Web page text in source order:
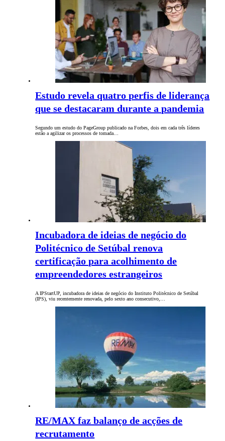
Estudo revela quatro perfis de liderança
que se destacaram durante a pandemia
Segundo um estudo do PageGroup publicado na Forbes, dois em cada três líderes
estão a agilizar os processos de tomada…
Incubadora de ideias de negócio do
Politécnico de Setúbal renova
certificação para acolhimento de
empreendedores estrangeiros
A IPStartUP, incubadora de ideias de negócio do Instituto Politécnico de Setúbal
(IPS), viu recentemente renovada, pelo sexto ano consecutivo,…
RE/MAX faz balanço de acções de
recrutamento